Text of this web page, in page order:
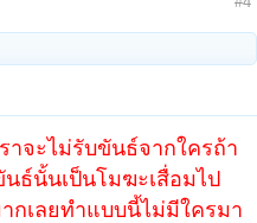
าจะไม่รับขันธ์จากใครถ้า
ธ์นั้นเป็นโมฆะเสื่อมไป
กเลยทำแบบนี้ไม่มีใครมา